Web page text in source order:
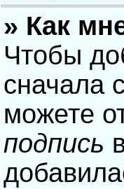
» Как
Чтобы
сначала
можете
подпись